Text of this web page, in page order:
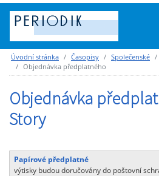
Úvodní stránka Časopisy Společenské
Objednávka předplatného
Objednávka
Story
Papírové předplatné
výtisky budou doručovány do poštovní